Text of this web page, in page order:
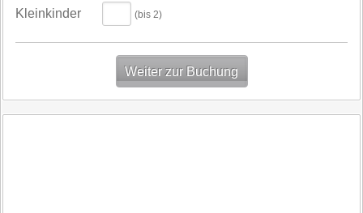
Kleinkinder (bis 2)